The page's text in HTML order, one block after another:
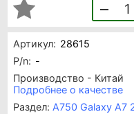
Артикул: 28615
P/n: -
Производство - Китай
Подробнее о качестве
Раздел: A750 Galaxy A7
1